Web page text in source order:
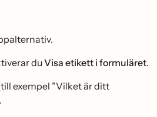
duVisa etikett i formuläret.
exempel ”Vilket är ditt